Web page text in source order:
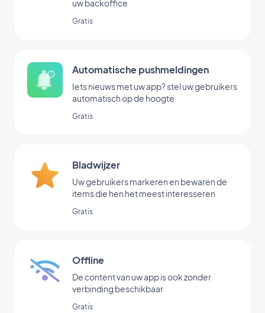
uw backoffice
Gratis
Automatische pushmeldingen
Iets nieuws met uw app? stel uw gebruikers
automatisch op de hoogte
Gratis
Bladwijzer
Uw gebruikers markeren en bewaren de
items die hen het meest interesseren
Gratis
Offline
De content van uw app is ook zonder
verbinding beschikbaar
Gratis